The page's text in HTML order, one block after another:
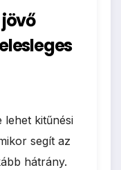
lehet kitűnési
segít az
hátrány.